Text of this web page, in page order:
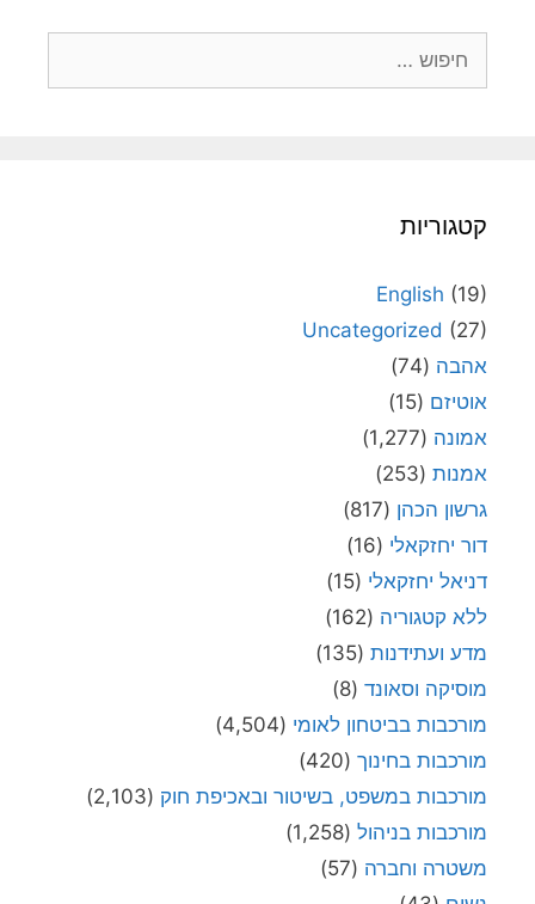
קטגוריות
English (19)
Uncategorized (27)
אהבה (74)
אוטיזם (15)
אמונה (1,277)
אמנות (253)
גרשון הכהן (817)
דור יחזקאלי (16)
דניאל יחזקאלי (15)
ללא קטגוריה (162)
מדע ועתידנות (135)
מוסיקה וסאונד (8)
מורכבות בביטחון לאומי (4,504)
מורכבות בחינוך (420)
מורכבות במשפט, בשיטור ובאכיפת חוק (2,103)
מורכבות בניהול (1,258)
משטרה וחברה (57)